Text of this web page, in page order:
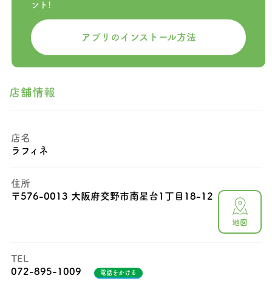
ント!
アプリのインストール方法
店舗情報
店名
ラフィネ
住所
〒576-0013 大阪府交野市南星台1丁目18-12
地図
TEL
072-895-1009
電話をかける